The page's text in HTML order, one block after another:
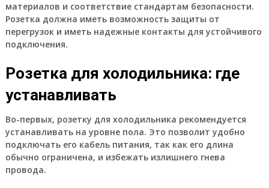
материалов и соответствие стандартам безопасности.
Розетка должна иметь возможность защиты от
перегрузок и иметь надежные контакты для устойчивого
подключения.
Розетка для холодильника: где
устанавливать
Во-первых, розетку для холодильника рекомендуется
устанавливать на уровне пола. Это позволит удобно
подключать его кабель питания, так как его длина
обычно ограничена, и избежать излишнего гнева
провода.